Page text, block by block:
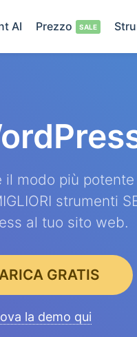
AI Prezzo
il modo più
strumenti
al tuo sito web.
GRATIS
la demo qui